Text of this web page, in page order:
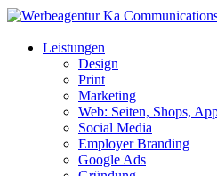
Leistungen
Design
Print
Marketing
Web: Seiten, Shops,
Social Media
Employer Branding
Google Ads